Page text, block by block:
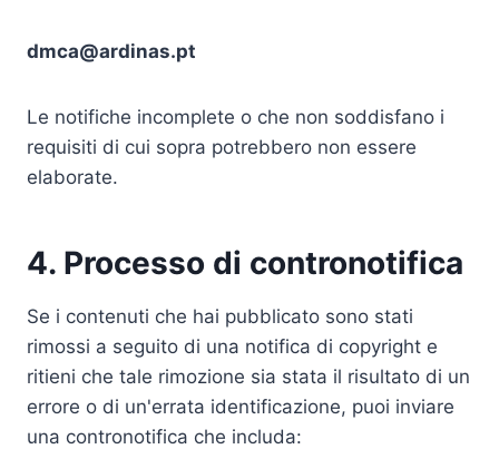
dmca@ardinas.pt
Le notifiche incomplete o che non soddisfano i
requisiti di cui sopra potrebbero non essere
elaborate.
4. Processo di contronotifica
Se i contenuti che hai pubblicato sono stati
rimossi a seguito di una notifica di copyright e
ritieni che tale rimozione sia stata il risultato di un
errore o di un'errata identificazione, puoi inviare
una contronotifica che includa: